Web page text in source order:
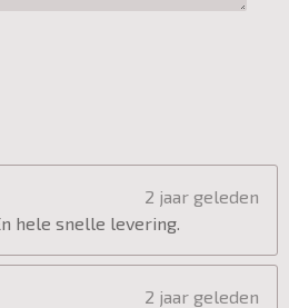
2 jaar geleden
hele snelle levering.
2 jaar geleden